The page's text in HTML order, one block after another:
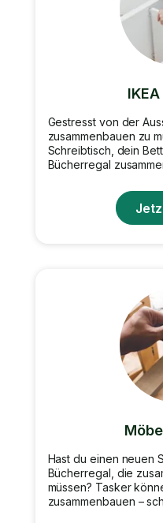
Gestresst von der
zusammenbauen zu
Schreibtisch, dein
Bücherregal
Hast du einen neuen
Bücherregal, die
müssen? Tasker
zusammenbauen –